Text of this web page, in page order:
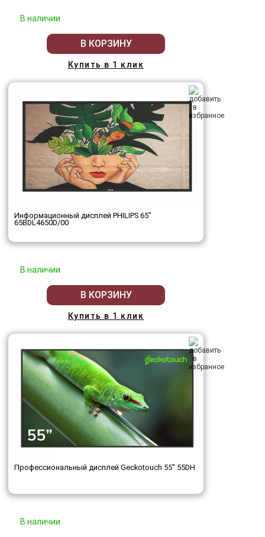
В наличии
В КОРЗИНУ
Купить в 1 клик
Информационный дисплей PHILIPS 65"
65BDL4650D/00
В наличии
В КОРЗИНУ
Купить в 1 клик
Профессиональный дисплей Geckotouch 55" 55DH
В наличии